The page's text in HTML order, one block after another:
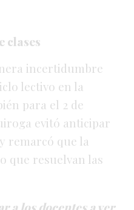
clases
incertidumbre
lectivo en la
para el 2 de
evitó anticipar
remarcó que la
que resuelvan las